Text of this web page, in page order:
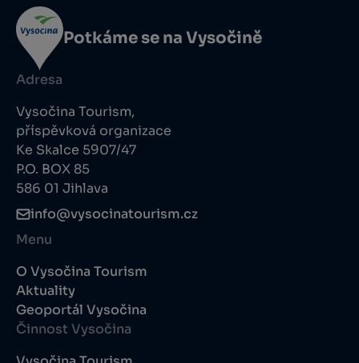
Potkáme se na Vysočině
Adresa
Vysočina Tourism,
příspěvková organizace
Ke Skalce 5907/47
P.O. BOX 85
586 01 Jihlava
info@vysocinatourism.cz
Menu
O Vysočina Tourism
Aktuality
Geoportál Vysočina
Činnost Vysočina